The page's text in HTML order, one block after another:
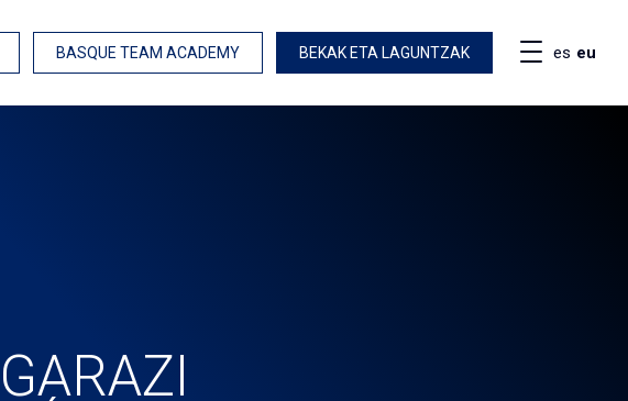
BASQUE TEAM ACADEMY BEKAK ETA LAGUNTZAK es eu
GARAZI